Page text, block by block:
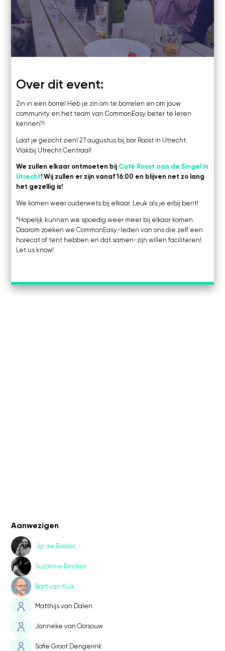
Kosten
Webinars's
Overige video's
Netwerk
Groepen
Community
Facebook
Instagram
Linkedin
Roost aan de Singel
Utrecht
Over dit event:
Zin in een borrel Heb je zin om te borrelen en om jouw
community en het team van CommonEasy beter te leren
kennen?!
Laat je gezicht zien! 27 augustus bij bar Roost in Utrecht.
Vlakbij Utrecht Centraal!
We zullen elkaar ontmoeten bij Café Roost aan de Singel in
Utrecht! Wij zullen er zijn vanaf 16:00 en blijven net zo lang
het gezellig is!
We komen weer ouderwets bij elkaar. Leuk als je erbij bent!
*Hopelijk kunnen we spoedig weer meer bij elkaar komen.
Daarom zoeken we CommonEasy-leden van ons die zelf een
horecat of tent hebben en dat samen-zijn willen faciliteren!
Let us know!
Aanwezigen
Jip de Ridder
Suzanne Bindels
Bart van Kuik
Matthijs van Dalen
Janneke van Oorsouw
Sofie Groot Dengerink